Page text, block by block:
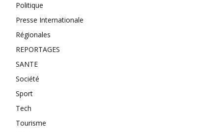
Politique
Presse Internationale
Régionales
REPORTAGES
SANTE
Société
Sport
Tech
Tourisme